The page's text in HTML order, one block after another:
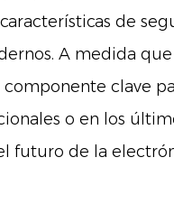
de
A medida
clave
o en los
futuro de la